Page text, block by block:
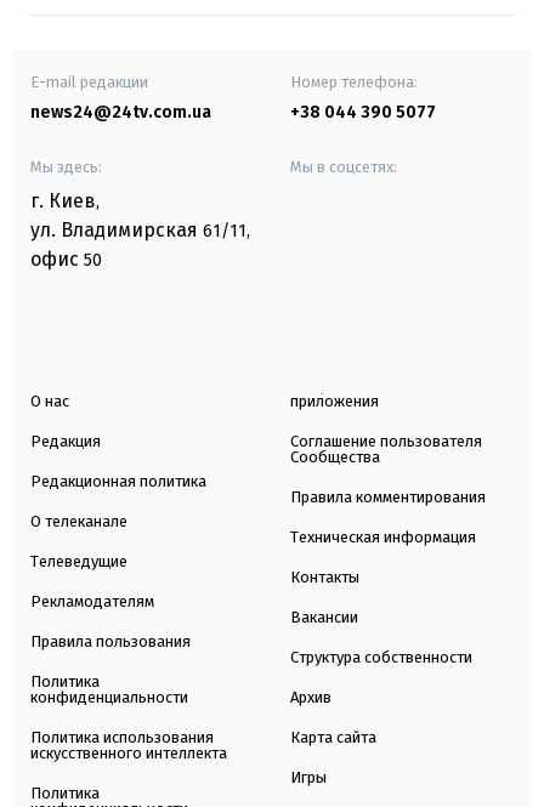
E-mail редакции
news24@24tv.com.ua
Номер телефона:
+38 044 390 5077
Мы здесь:
г. Киев,
ул. Владимирская 61/11,
офис 50
Мы в соцсетях:
О нас
Редакция
Редакционная политика
О телеканале
Телеведущие
Рекламодателям
Правила пользования
Политика
конфиденциальности
Политика использования
искусственного интеллекта
Политика
приложения
Соглашение пользователя
Сообщества
Правила комментирования
Техническая информация
Контакты
Вакансии
Структура собственности
Архив
Карта сайта
Игры